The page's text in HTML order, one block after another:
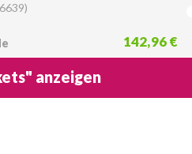
6639)
142,96 €
anzeigen